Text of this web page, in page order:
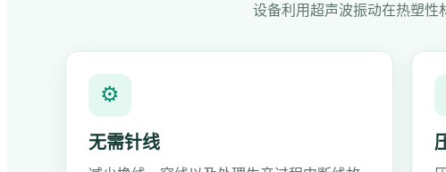
设备利用超声波振动在热塑性
⚙
无需针线